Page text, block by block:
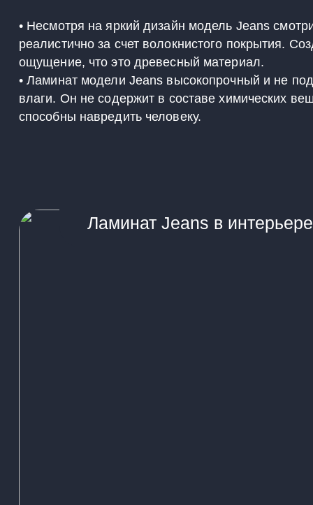
• Несмотря на яркий дизайн модель Jeans
реалистично за счет волокнистого покрытия.
ощущение, что это древесный материал.
• Ламинат модели Jeans высокопрочный и не
влаги. Он не содержит в составе химических
способны навредить человеку.
Ламинат Jeans в интерьере